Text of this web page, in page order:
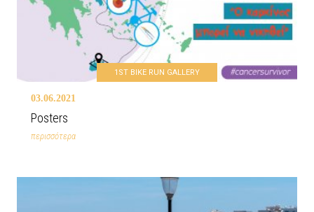
1ST BIKE RUN GALLERY
03.06.2021
Posters
περισσότερα